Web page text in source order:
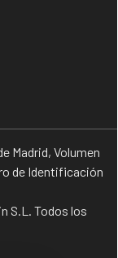
Madrid, Volumen
de Identificación
S.L. Todos los